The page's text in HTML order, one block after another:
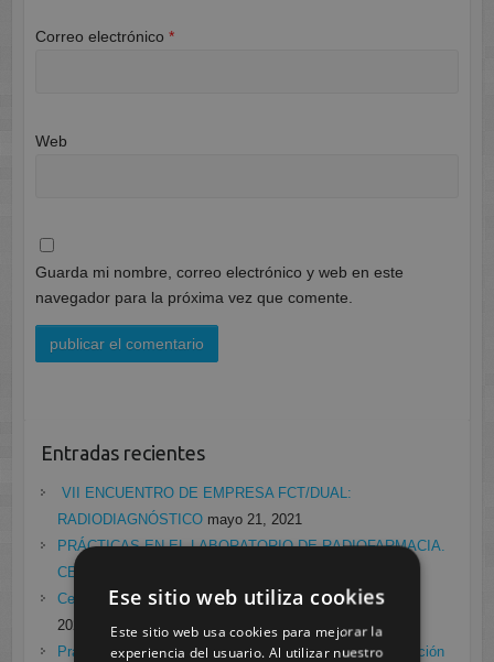
Correo electrónico *
Web
Guarda mi nombre, correo electrónico y web en este
navegador para la próxima vez que comente.
Entradas recientes
VII ENCUENTRO DE EMPRESA FCT/DUAL:
RADIODIAGNÓSTICO mayo 21, 2021
PRÁCTICAS EN EL LABORATORIO DE RADIOFARMACIA.
CESUR MURCIA
Cesur Murcia en directo con Pedro G. Aguado. enero 28,
2021
Prácticas de Radiología Simple en Cesur Murcia. Protección
Ese sitio web utiliza cookies
Este sitio web usa cookies para mejorar la
experiencia del usuario. Al utilizar nuestro